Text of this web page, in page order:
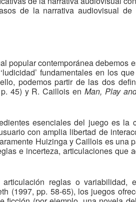
de la narrativa audiovisual
popular contemporánea debemos
fundamentales en los
podemos partir de las dos
45) y R. Caillois enMan, Play
esenciales del juego es la
con amplia libertad de
Huizinga y Caillois es una
e incerteza, articulaciones que
reglas o variabilidad,
(1997, pp. 58-65), los juegos